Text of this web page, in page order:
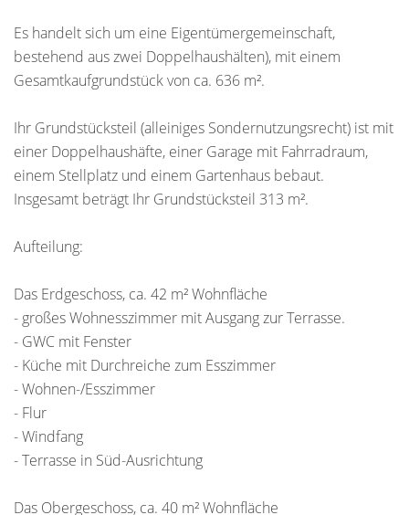
Es handelt sich um eine Eigentümergemeinschaft,
bestehend aus zwei Doppelhaushälten), mit einem
Gesamtkaufgrundstück von ca. 636 m².
Ihr Grundstücksteil (alleiniges Sondernutzungsrecht) ist mit
einer Doppelhaushäfte, einer Garage mit Fahrradraum,
einem Stellplatz und einem Gartenhaus bebaut.
Insgesamt beträgt Ihr Grundstücksteil 313 m².
Aufteilung:
Das Erdgeschoss, ca. 42 m² Wohnfläche
- großes Wohnesszimmer mit Ausgang zur Terrasse.
- GWC mit Fenster
- Küche mit Durchreiche zum Esszimmer
- Wohnen-/Esszimmer
- Flur
- Windfang
- Terrasse in Süd-Ausrichtung
Das Obergeschoss, ca. 40 m² Wohnfläche